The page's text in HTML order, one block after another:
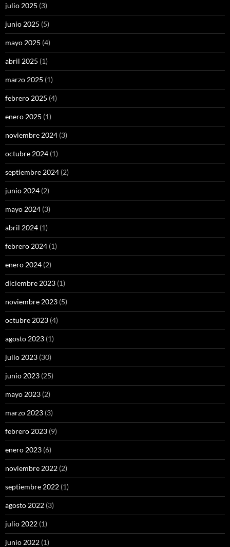
julio 2025 (3)
junio 2025 (5)
mayo 2025 (4)
abril 2025 (1)
marzo 2025 (1)
febrero 2025 (4)
enero 2025 (1)
noviembre 2024 (3)
octubre 2024 (1)
septiembre 2024 (2)
junio 2024 (2)
mayo 2024 (3)
abril 2024 (1)
febrero 2024 (1)
enero 2024 (2)
diciembre 2023 (1)
noviembre 2023 (5)
octubre 2023 (4)
agosto 2023 (1)
julio 2023 (30)
junio 2023 (25)
mayo 2023 (2)
marzo 2023 (3)
febrero 2023 (9)
enero 2023 (6)
noviembre 2022 (2)
septiembre 2022 (1)
agosto 2022 (3)
julio 2022 (1)
junio 2022 (1)